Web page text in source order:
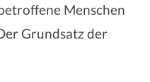
Menschen
Grundsatz der